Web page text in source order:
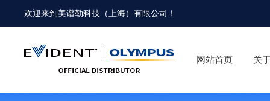
欢迎来到 美谱勒科技（上海）有限公司 ！
网站首页 关